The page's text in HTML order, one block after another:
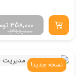
398,000
358,000
نسخه جدید!